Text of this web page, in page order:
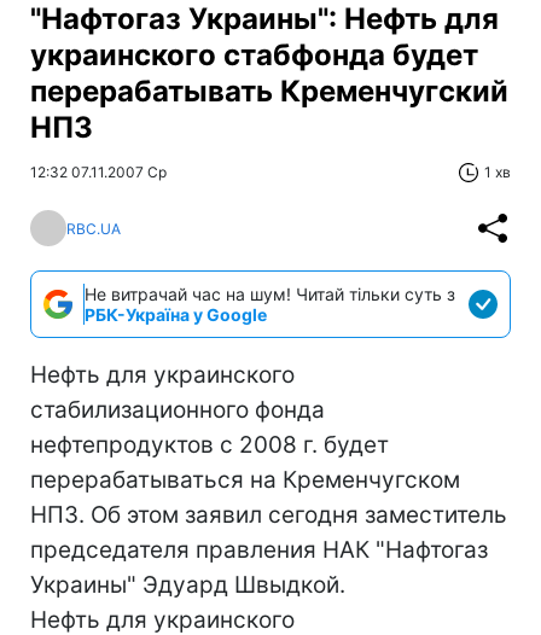
"Нафтогаз Украины": Нефть для
украинского стабфонда будет
перерабатывать Кременчугский
НПЗ
12:32 07.11.2007 Ср 1 хв
RBC.UA
Не витрачай час на шум! Читай тільки суть з
РБК-Україна у Google
Нефть для украинского
стабилизационного фонда
нефтепродуктов с 2008 г. будет
перерабатываться на Кременчугском
НПЗ. Об этом заявил сегодня заместитель
председателя правления НАК "Нафтогаз
Украины" Эдуард Швыдкой.
Нефть для украинского